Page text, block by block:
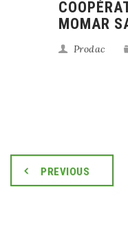
MOMAR
Prodac
PREVIOUS